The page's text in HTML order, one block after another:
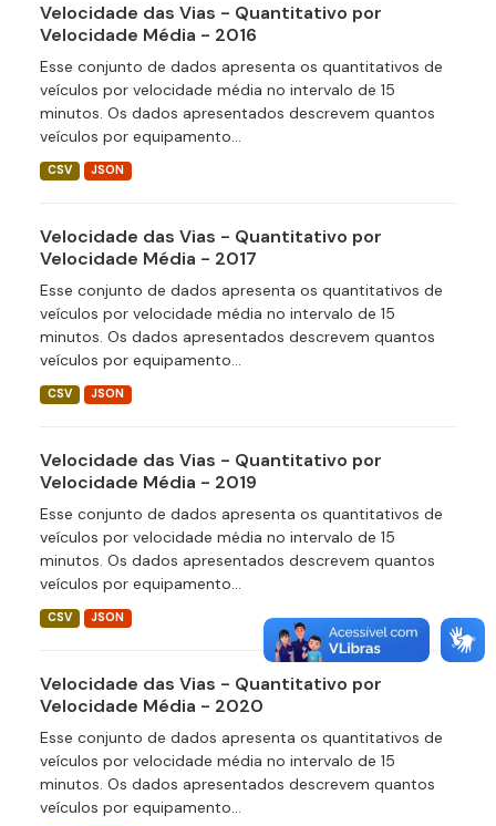
Velocidade das Vias - Quantitativo por
Velocidade Média - 2016
Esse conjunto de dados apresenta os quantitativos de
veículos por velocidade média no intervalo de 15
minutos. Os dados apresentados descrevem quantos
veículos por equipamento...
CSV JSON
Velocidade das Vias - Quantitativo por
Velocidade Média - 2017
Esse conjunto de dados apresenta os quantitativos de
veículos por velocidade média no intervalo de 15
minutos. Os dados apresentados descrevem quantos
veículos por equipamento...
CSV JSON
Velocidade das Vias - Quantitativo por
Velocidade Média - 2019
Esse conjunto de dados apresenta os quantitativos de
veículos por velocidade média no intervalo de 15
minutos. Os dados apresentados descrevem quantos
veículos por equipamento...
CSV JSON
Velocidade das Vias - Quantitativo por
Velocidade Média - 2020
Esse conjunto de dados apresenta os quantitativos de
veículos por velocidade média no intervalo de 15
minutos. Os dados apresentados descrevem quantos
veículos por equipamento...